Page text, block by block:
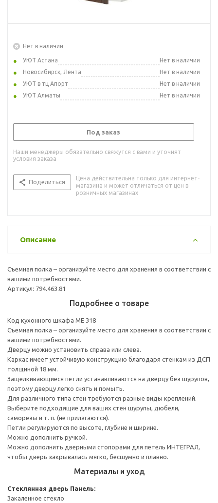
Нет в наличии
УЮТ Астана
Нет в наличии
Новосибирск, Лента
Нет в наличии
УЮТ в тц Апорт
Нет в наличии
УЮТ Алматы
Нет в наличии
Под заказ
Наши менеджеры обязательно свяжутся с вами и уточнят
условия заказа
Поделиться
Цена действительна только для интернет-
магазина и может отличаться от цен в
розничных магазинах
Описание
Съемная полка – организуйте место для хранения в соответствии с
вашими потребностями.
Артикул: 794.463.81
Подробнее о товаре
Код кухонного шкафа ME 318
Съемная полка – организуйте место для хранения в соответствии с
вашими потребностями.
Дверцу можно установить справа или слева.
Каркас имеет устойчивую конструкцию благодаря стенкам из ДСП
толщиной 18 мм.
Защелкивающиеся петли устанавливаются на дверцу без шурупов,
поэтому дверцу легко снять и помыть.
Для различного типа стен требуются разные виды креплений.
Выберите подходящие для ваших стен шурупы, дюбели,
саморезы и т. п. (не прилагаются).
Петли регулируются по высоте, глубине и ширине.
Можно дополнить ручкой.
Можно дополнить дверными стопорами для петель ИНТЕГРАЛ,
чтобы дверь закрывалась мягко, бесшумно и плавно.
Материалы и уход
Стеклянная дверь Панель:
Закаленное стекло